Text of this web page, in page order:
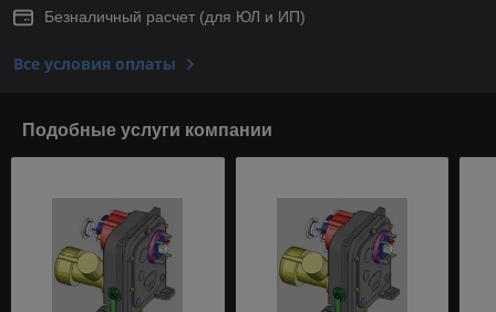
Безналичный расчет (для ЮЛ и ИП)
Все условия оплаты
Подобные услуги компании